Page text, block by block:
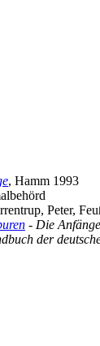
, Hamm 1993
Peter,
- Die
der